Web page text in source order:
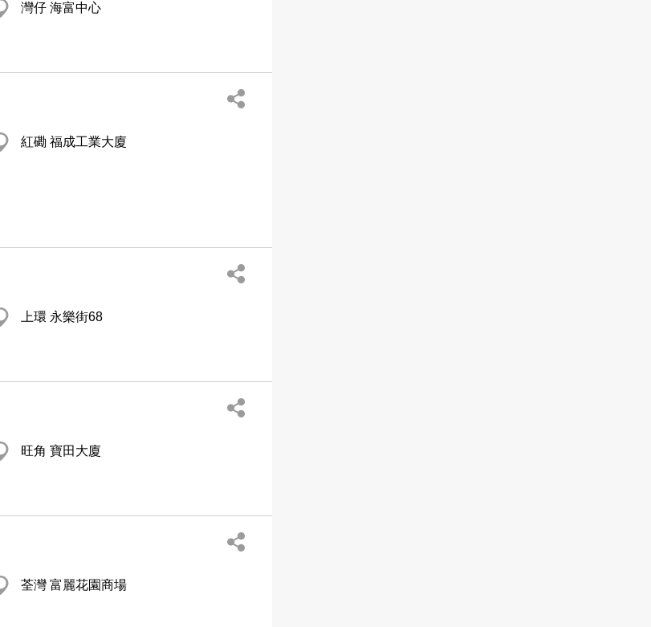
灣仔 海富中心
紅磡 福成工業大廈
上環 永樂街68
旺角 寶田大廈
荃灣 富麗花園商場